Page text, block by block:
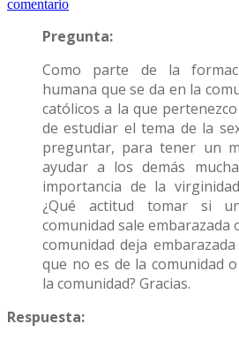
comentario
Pregunta:
Como parte de la
humana que se da en la
católicos a la que
de estudiar el tema de la
preguntar, para tener un
ayudar a los demás
importancia de la
¿Qué actitud tomar si
comunidad sale embarazada
comunidad deja
que no es de la comunidad
la comunidad? Gracias.
Respuesta: